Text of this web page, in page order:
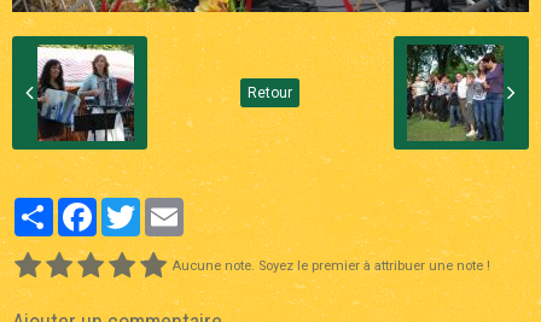
Retour
PartagerFacebook
TwitterEmail
Aucune note. Soyez le premier à attribuer une note !